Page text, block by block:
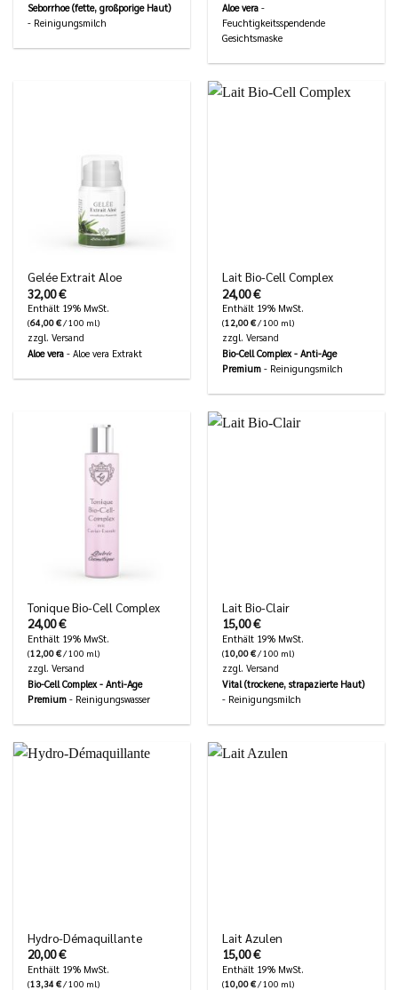
Seborrhoe (fette, großporige Haut)
- Reinigungsmilch
Aloe vera -
Feuchtigkeitsspendende
Gesichtsmaske
Gelée Extrait Aloe
32,00€
Enthält 19% MwSt.
(64,00€/ 100 ml)
zzgl.Versand
Aloe vera - Aloe vera Extrakt
Lait Bio-Cell Complex
24,00€
Enthält 19% MwSt.
(12,00€/ 100 ml)
zzgl.Versand
Bio-Cell Complex - Anti-Age
Premium - Reinigungsmilch
Tonique Bio-Cell Complex
24,00€
Enthält 19% MwSt.
(12,00€/ 100 ml)
zzgl.Versand
Bio-Cell Complex - Anti-Age
Premium - Reinigungswasser
Lait Bio-Clair
15,00€
Enthält 19% MwSt.
(10,00€/ 100 ml)
zzgl.Versand
Vital (trockene, strapazierte Haut)
- Reinigungsmilch
Hydro-Démaquillante
20,00€
Enthält 19% MwSt.
(13,34€/ 100 ml)
Lait Azulen
15,00€
Enthält 19% MwSt.
(10,00€/ 100 ml)